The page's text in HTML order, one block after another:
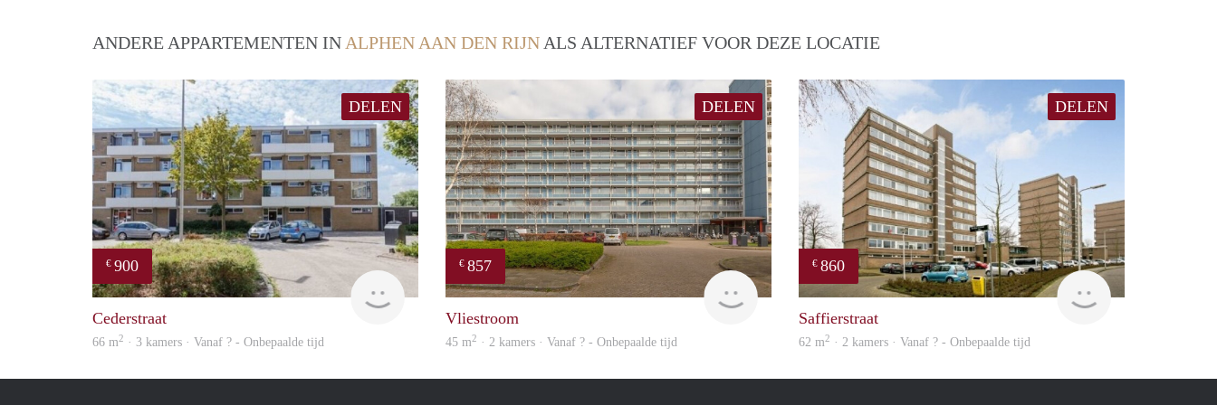
ANDERE APPARTEMENTEN IN ALPHEN AAN DEN RIJN ALS ALTERNATIEF VOOR DEZE LOCATIE
DELEN
€ 900
Cederstraat
66 m2 · 3 kamers · Vanaf ? - Onbepaalde tijd
DELEN
€ 857
Woning
Vliestroom
45 m2 · 2 kamers · Vanaf ? - Onbepaalde tijd
DELEN
€ 860
Saffierstraat
62 m2 · 2 kamers · Vanaf ? - Onbepaalde tijd